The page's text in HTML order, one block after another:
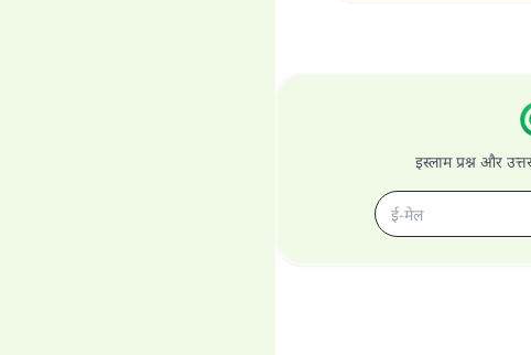
इस्लाम प्रश्न और